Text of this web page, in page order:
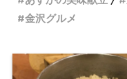
金沢グルメ